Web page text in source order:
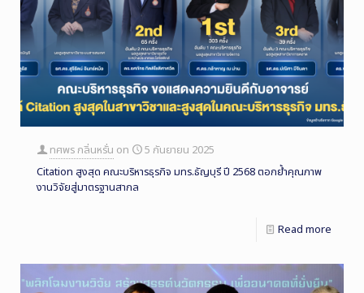
ทศพร กลิ่นหรั่น on
5 กันยายน 2025
Citation สูงสุด คณะบริหารธุรกิจ มทร.ธัญบุรี ปี 2568 ตอกย้ำคุณภาพ
งานวิจัยสู่มาตรฐานสากล
Read more